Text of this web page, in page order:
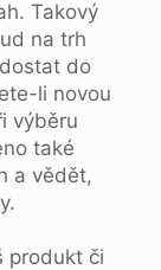
Takový
na trh
do
li novou
výběru
také
a vědět,
produkt či